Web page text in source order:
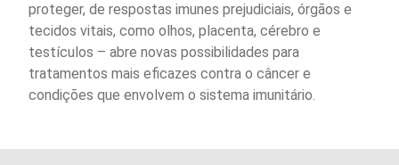
proteger, de respostas imunes prejudiciais, órgãos e
tecidos vitais, como olhos, placenta, cérebro e
testículos – abre novas possibilidades para
tratamentos mais eficazes contra o câncer e
condições que envolvem o sistema imunitário.